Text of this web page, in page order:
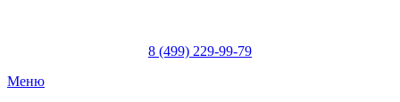
8 (499) 229-99-79
Меню